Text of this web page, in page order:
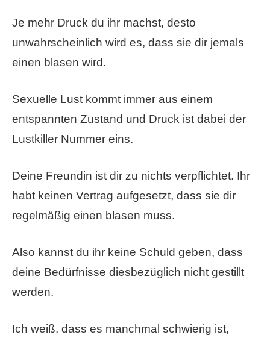
Je mehr Druck du ihr machst, desto
unwahrscheinlich wird es, dass sie dir jemals
einen blasen wird.
Sexuelle Lust kommt immer aus einem
entspannten Zustand und Druck ist dabei der
Lustkiller Nummer eins.
Deine Freundin ist dir zu nichts verpflichtet. Ihr
habt keinen Vertrag aufgesetzt, dass sie dir
regelmäßig einen blasen muss.
Also kannst du ihr keine Schuld geben, dass
deine Bedürfnisse diesbezüglich nicht gestillt
werden.
Ich weiß, dass es manchmal schwierig ist,